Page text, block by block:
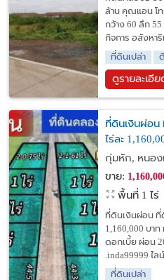
ล้าน คุณแอน โท
กว้าง 60 ลึก
กิจการ อสังหา
ที่ดินเปล่า
ดูรายละเอี
ที่ดินเงินผ่อน
ไร่ละ
กุ่มหัก, หนอง
ขาย:
พื้นที่ 1 ไร่
ที่ดินเงินผ่อน ที่
1,160,000 บา
ดอกเบี้ย ผ่อน
.inda99999 ไล
ที่ดินเปล่า